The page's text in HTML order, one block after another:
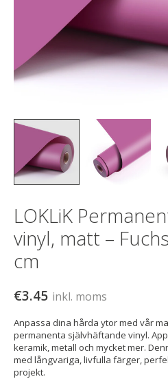
LOKLiK
vinyl, matt –
cm
€3.45 inkl. moms
Anpassa dina hårda ytor med vår
permanenta självhäftande vinyl.
keramik, metall och mycket mer.
med långvariga, livfulla färger,
projekt.